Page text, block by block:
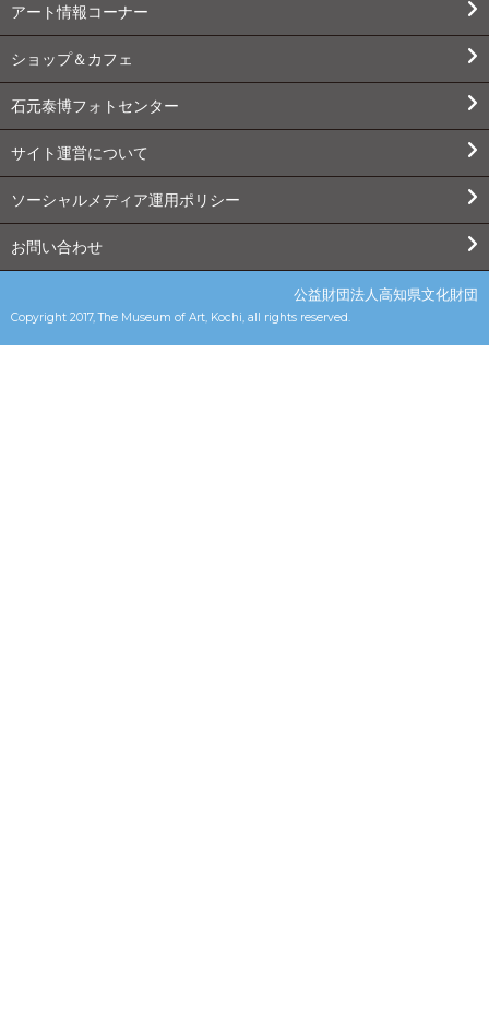
アート情報コーナー
ショップ＆カフェ
石元泰博フォトセンター
サイト運営について
ソーシャルメディア運用ポリシー
お問い合わせ
Copyright 2017, The Museum of Art, Kochi, all rights reserved.
公益財団法人高知県文化財団